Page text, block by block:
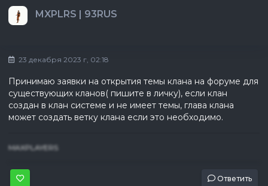
MXPLRS | 93RUS
23 декабря 2023 г, 02:18
Принимаю заявки на открытия темы клана на форуме для
существующих кланов( пишите в личку), если клан
создан в клан системе и не имеет темы, глава клана
может создать ветку клана если это необходимо.
MAXPLAYERS
Ответить